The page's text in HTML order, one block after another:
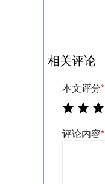
相关评论
本文评分*
评论内容*